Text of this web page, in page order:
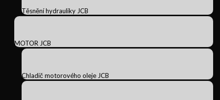
Těsnění hydrauliky JCB
MOTOR JCB
Chladič motorového oleje JCB